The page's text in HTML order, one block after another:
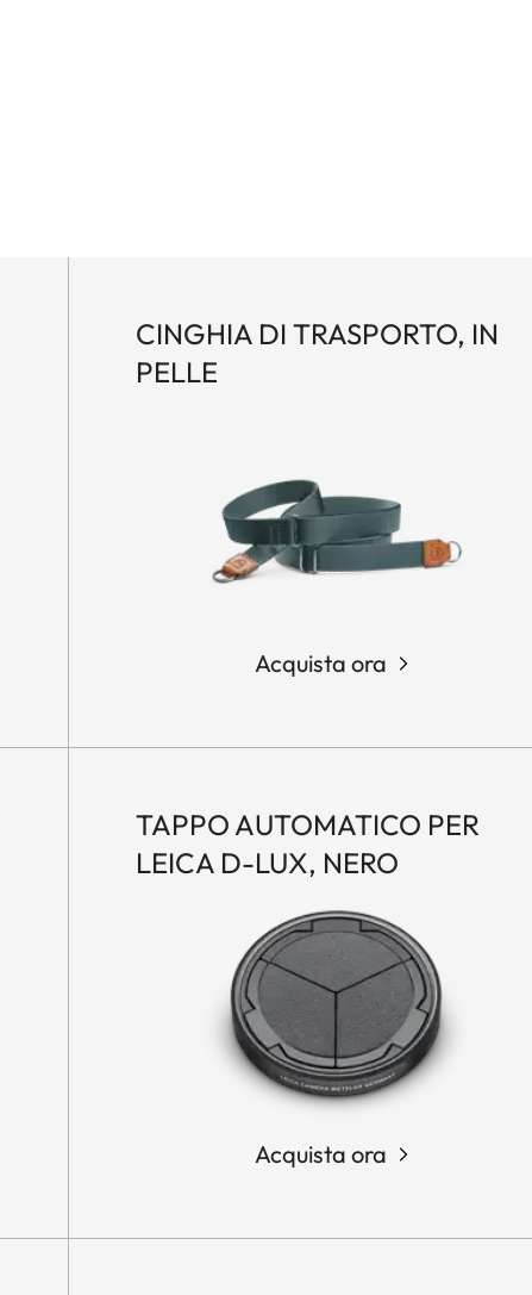
CINGHIA DI TRASPORTO, IN
PELLE
Acquista ora
TAPPO AUTOMATICO PER
LEICA D-LUX, NERO
Acquista ora